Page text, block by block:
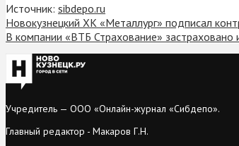
Источник: sibdepo.ru
Новокузнецкий ХК «Металлург» подписал
В компании «ВТБ Страхование»
Учредитель — ООО «Онлайн-журнал «Сибдепо».
Главный редактор - Макаров Г.Н.